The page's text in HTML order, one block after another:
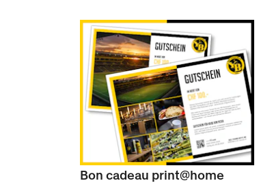
Bon cadeau print@home